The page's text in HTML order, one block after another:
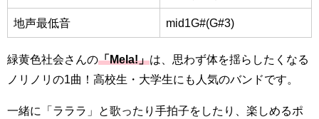
地声最低音 mid1G#(G#3)
緑黄色社会さんの「Mela!」は、思わず体を揺らしたくなる
ノリノリの1曲！高校生・大学生にも人気のバンドです。
一緒に「ラララ」と歌ったり手拍子をしたり、楽しめるポ